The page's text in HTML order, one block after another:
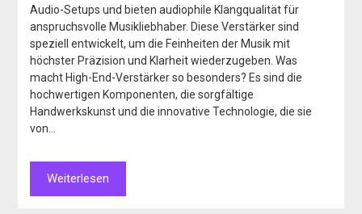
Audio-Setups und bieten audiophile Klangqualität für
anspruchsvolle Musikliebhaber. Diese Verstärker sind
speziell entwickelt, um die Feinheiten der Musik mit
höchster Präzision und Klarheit wiederzugeben. Was
macht High-End-Verstärker so besonders? Es sind die
hochwertigen Komponenten, die sorgfältige
Handwerkskunst und die innovative Technologie, die sie
von…
Weiterlesen